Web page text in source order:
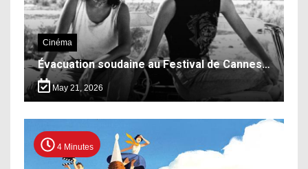
Cinéma
Évacuation soudaine au Festival de Cannes…
May 21, 2026
4 Minutes